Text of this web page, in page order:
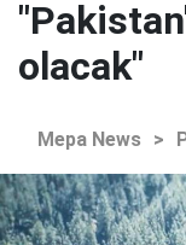
olacak"
Mepa News >